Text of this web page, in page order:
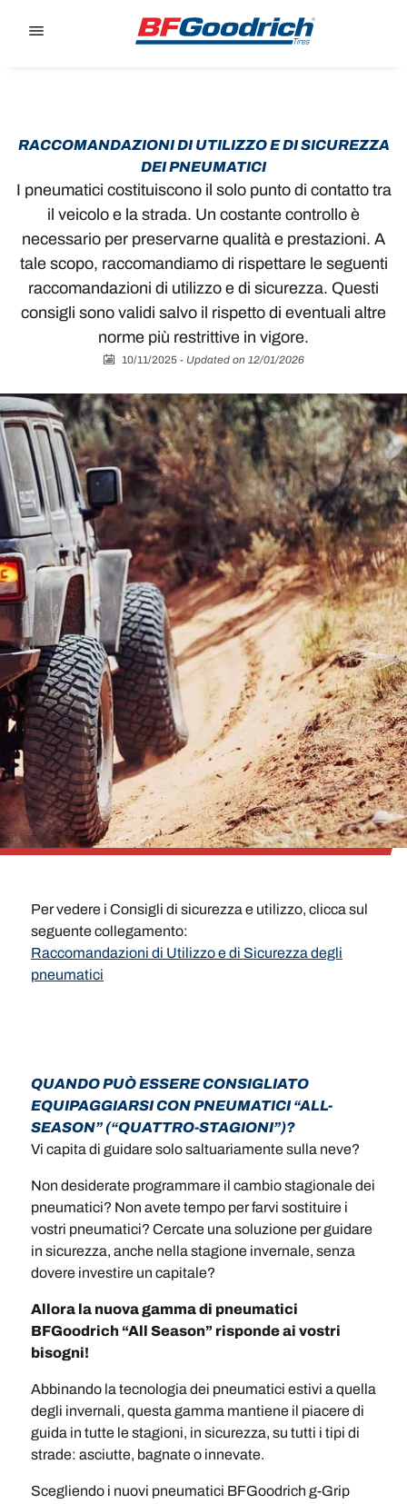
RACCOMANDAZIONI DI UTILIZZO E DI SICUREZZA
DEI PNEUMATICI
‎I pneumatici costituiscono il solo punto di contatto tra
il veicolo e la strada. Un costante controllo è
necessario per preservarne qualità e prestazioni. A
tale scopo, raccomandiamo di rispettare le seguenti
raccomandazioni di utilizzo e di sicurezza. Questi
consigli sono validi salvo il rispetto di eventuali altre
norme più restrittive in vigore.
10/11/2025 - Updated on 12/01/2026
Per vedere i Consigli di sicurezza e utilizzo, clicca sul
seguente collegamento:
Raccomandazioni di Utilizzo e di Sicurezza degli
pneumatici
QUANDO PUÒ ESSERE CONSIGLIATO
EQUIPAGGIARSI CON PNEUMATICI “ALL-
SEASON” (“QUATTRO-STAGIONI”)?
Vi capita di guidare solo saltuariamente sulla neve?
Non desiderate programmare il cambio stagionale dei
pneumatici? Non avete tempo per farvi sostituire i
vostri pneumatici? Cercate una soluzione per guidare
in sicurezza, anche nella stagione invernale, senza
dovere investire un capitale?
Allora la nuova gamma di pneumatici
BFGoodrich “All Season” risponde ai vostri
bisogni!
Abbinando la tecnologia dei pneumatici estivi a quella
degli invernali, questa gamma mantiene il piacere di
guida in tutte le stagioni, in sicurezza, su tutti i tipi di
strade: asciutte, bagnate o innevate.
Scegliendo i nuovi pneumatici BFGoodrich g-Grip